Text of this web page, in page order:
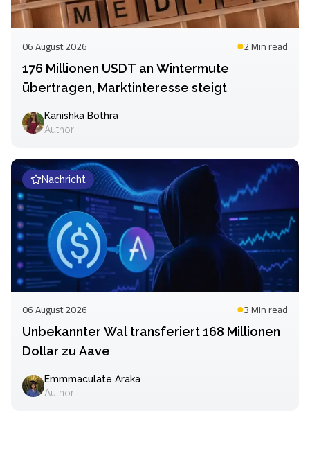
06 August 2026 2 Minread
176 Millionen USDT an Wintermute
übertragen, Marktinteresse steigt
Kanishka Bothra
Author
Nachricht
06 August 2026 3 Minread
Unbekannter Wal transferiert 168 Millionen
Dollar zu Aave
Emmmaculate Araka
Author